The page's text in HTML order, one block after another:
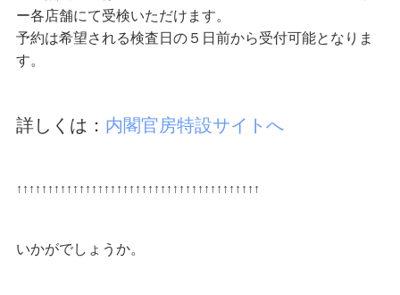
ー各店舗にて受検いただけます。
予約は希望される検査日の５日前から受付可能となりま
す。
詳しくは： 内閣官房特設サイトへ
↑↑↑↑↑↑↑↑↑↑↑↑↑↑↑↑↑↑↑↑↑↑↑↑↑↑↑↑↑↑↑↑↑↑↑↑↑↑↑
いかがでしょうか。